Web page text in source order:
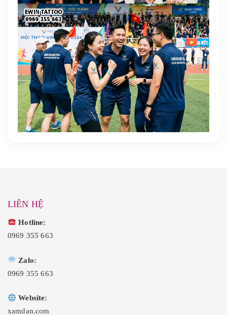
LIÊN HỆ
Hotline:
0969 355 663
Zalo:
0969 355 663
Website:
xamdan.com